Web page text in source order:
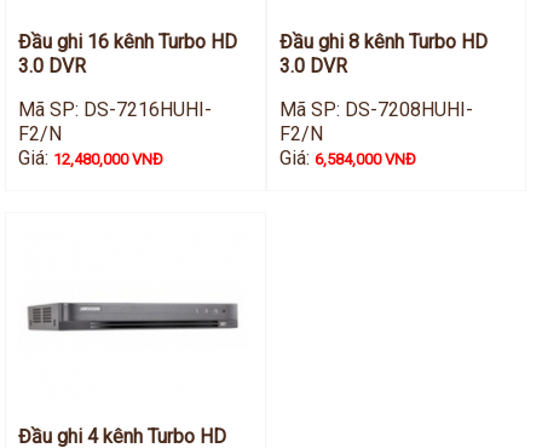
Đầu ghi 16 kênh Turbo HD
3.0 DVR
Mã SP: DS-7216HUHI-
F2/N
Giá: 12,480,000 VNĐ
Đầu ghi 8 kênh Turbo HD
3.0 DVR
Mã SP: DS-7208HUHI-
F2/N
Giá: 6,584,000 VNĐ
Đầu ghi 4 kênh Turbo HD